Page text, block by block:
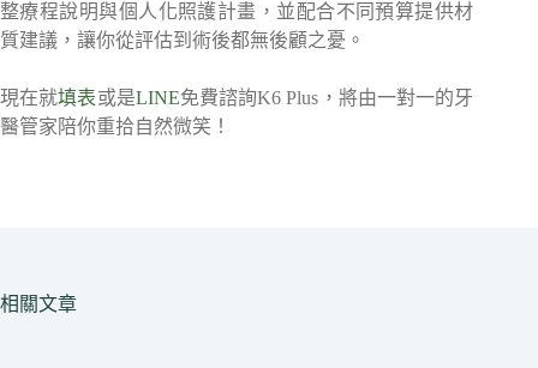
整療程說明與個人化照護計畫，並配合不同預算提供材
質建議，讓你從評估到術後都無後顧之憂。
現在就填表或是LINE免費諮詢K6 Plus，將由一對一的牙
醫管家陪你重拾自然微笑！
相關文章